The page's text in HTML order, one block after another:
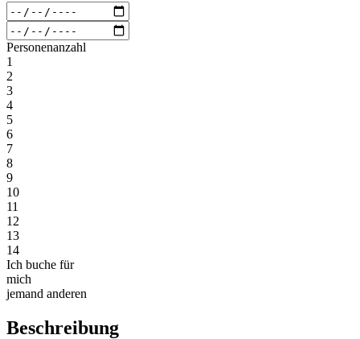
Personenanzahl
1
2
3
4
5
6
7
8
9
10
11
12
13
14
Ich buche für
mich
jemand anderen
Beschreibung